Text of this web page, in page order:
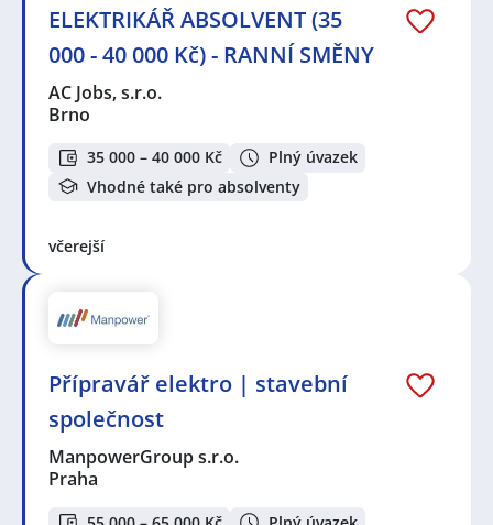
ELEKTRIKÁŘ ABSOLVENT (35
000 - 40 000 Kč) - RANNÍ SMĚNY
AC Jobs, s.r.o.
Brno
35 000 – 40 000 Kč
Plný úvazek
Vhodné také pro absolventy
včerejší
Přípravář elektro | stavební
společnost
ManpowerGroup s.r.o.
Praha